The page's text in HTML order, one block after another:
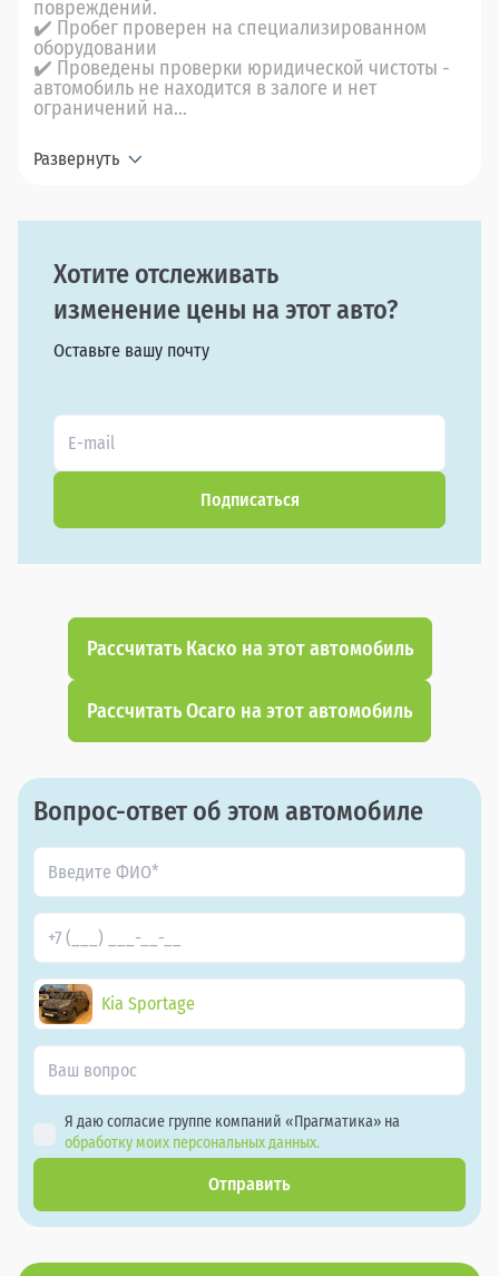
повреждений.
✔️ Пробег проверен на специализированном
оборудовании
✔️ Проведены проверки юридической чистоты -
автомобиль не находится в залоге и нет
ограничений на...
Развернуть
Хотите отслеживать
изменение цены на этот авто?
Оставьте вашу почту
Подписаться
Рассчитать Каско на этот автомобиль
Рассчитать Осаго на этот автомобиль
Вопрос-ответ об этом автомобиле
Kia Sportage
Я даю согласие группе компаний «Прагматика» на
обработку моих персональных данных.
Отправить